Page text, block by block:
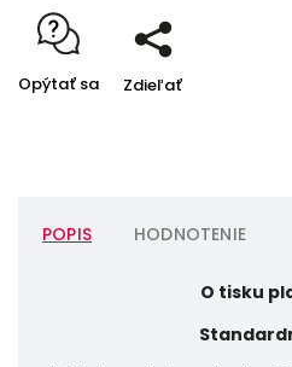
Opýtať sa Zdieľať
POPIS HODNOTENIE
O tisku